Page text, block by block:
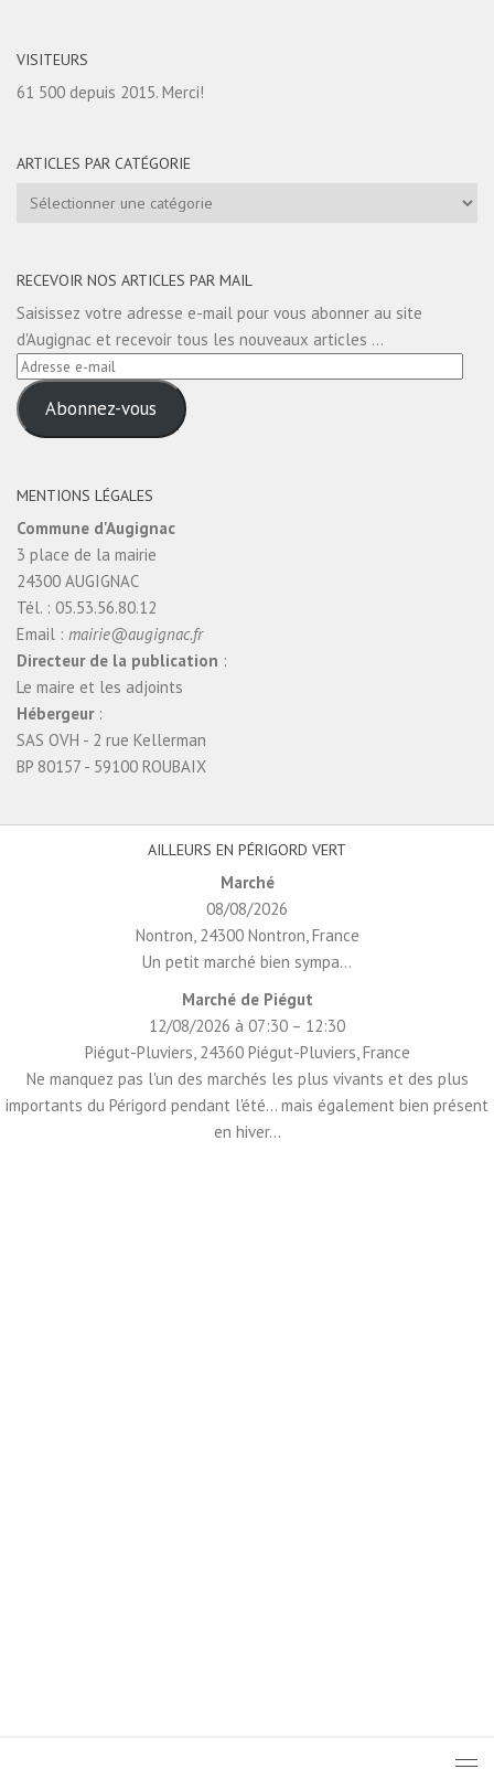
VISITEURS
61 500 depuis 2015. Merci!
ARTICLES PAR CATÉGORIE
Articles
RECEVOIR NOS ARTICLES PAR MAIL
Saisissez votre adresse e-mail pour vous abonner au site
d'Augignac et recevoir tous les nouveaux articles ...
Adresse
e-
mail Abonnez-vous
MENTIONS LÉGALES
Commune d'Augignac
3 place de la mairie
24300 AUGIGNAC
Tél. : 05.53.56.80.12
Email : mairie@augignac.fr
Directeur de la publication :
Le maire et les adjoints
Hébergeur:
SAS OVH - 2 rue Kellerman
BP 80157 - 59100 ROUBAIX
AILLEURS EN PÉRIGORD VERT
Marché
08/08/2026
Nontron, 24300 Nontron, France
Un petit marché bien sympa...
Marché de Piégut
12/08/2026 à 07:30 – 12:30
Piégut-Pluviers, 24360 Piégut-Pluviers, France
Ne manquez pas l'un des marchés les plus vivants et des plus
importants du Périgord pendant l'été... mais également bien présent
en hiver...